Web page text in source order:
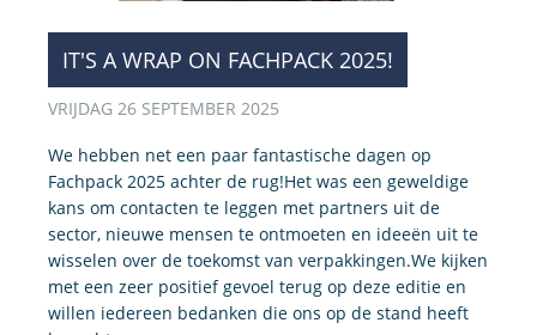
IT'S A WRAP ON FACHPACK 2025!
VRIJDAG 26 SEPTEMBER 2025
We hebben net een paar fantastische dagen op
Fachpack 2025 achter de rug!Het was een geweldige
kans om contacten te leggen met partners uit de
sector, nieuwe mensen te ontmoeten en ideeën uit te
wisselen over de toekomst van verpakkingen.We kijken
met een zeer positief gevoel terug op deze editie en
willen iedereen bedanken die ons op de stand heeft